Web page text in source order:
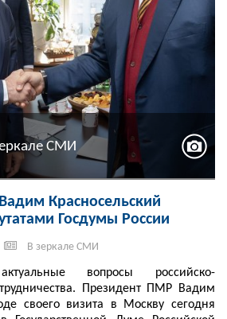
СМИ
Красносельский
Госдумы России
В зеркале СМИ
вопросы российско-
Президент ПМР Вадим
своего визита в Москву сегодня